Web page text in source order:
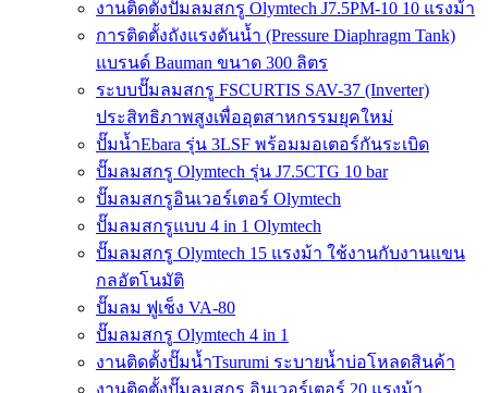
งานติดตั้งปั๊มลมสกรู Olymtech J7.5PM-10 10 แรงม้า
การติดตั้งถังแรงดันน้ำ (Pressure Diaphragm Tank)
แบรนด์ Bauman ขนาด 300 ลิตร
ระบบปั๊มลมสกรู FSCURTIS SAV-37 (Inverter)
ประสิทธิภาพสูงเพื่ออุตสาหกรรมยุคใหม่
ปั๊มน้ำEbara รุ่น 3LSF พร้อมมอเตอร์กันระเบิด
ปั๊มลมสกรู Olymtech รุ่น J7.5CTG 10 bar
ปั๊มลมสกรูอินเวอร์เตอร์ Olymtech
ปั๊มลมสกรูแบบ 4 in 1 Olymtech
ปั๊มลมสกรู Olymtech 15 แรงม้า ใช้งานกับงานแขน
กลอัตโนมัติ
ปั๊มลม ฟูเช็ง VA-80
ปั๊มลมสกรู Olymtech 4 in 1
งานติดตั้งปั๊มน้ำTsurumi ระบายน้ำบ่อโหลดสินค้า
งานติดตั้งปั๊มลมสกรู อินเวอร์เตอร์ 20 แรงม้า